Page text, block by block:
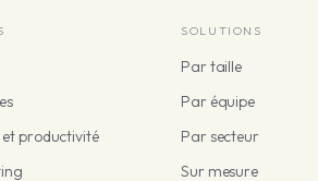
et productivité
SOLUTIONS
Par taille
Par équipe
Par secteur
Sur mesure